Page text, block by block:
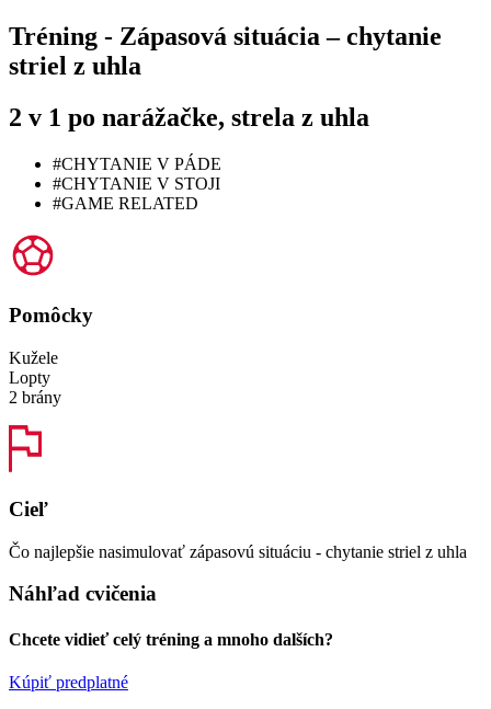
Tréning - Zápasová situácia – chytanie
striel z uhla
2 v 1 po narážačke, strela z uhla
#CHYTANIE V PÁDE
#CHYTANIE V STOJI
#GAME RELATED
Pomôcky
Kužele
Lopty
2 brány
Cieľ
Čo najlepšie nasimulovať zápasovú situáciu - chytanie striel z uhla
Náhľad cvičenia
Chcete vidieť celý tréning a mnoho dalších?
Kúpiť predplatné